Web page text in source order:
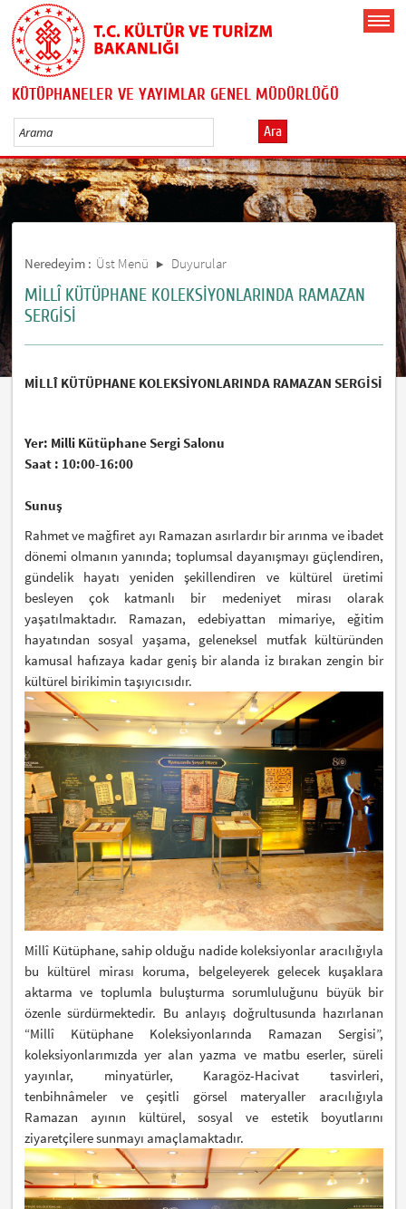
KÜTÜPHANELER VE YAYIMLAR GENEL MÜDÜRLÜĞÜ
Ara
Neredeyim : Üst Menü Duyurular
MİLLÎ KÜTÜPHANE KOLEKSİYONLARINDA RAMAZAN
SERGİSİ
MİLLÎ KÜTÜPHANE KOLEKSİYONLARINDA RAMAZAN SERGİSİ
Yer: Milli Kütüphane Sergi Salonu
Saat : 10:00-16:00
Sunuş
Rahmet ve mağfiret ayı Ramazan asırlardır bir arınma ve ibadet
dönemi olmanın yanında; toplumsal dayanışmayı güçlendiren,
gündelik hayatı yeniden şekillendiren ve kültürel üretimi
besleyen çok katmanlı bir medeniyet mirası olarak
yaşatılmaktadır. Ramazan, edebiyattan mimariye, eğitim
hayatından sosyal yaşama, geleneksel mutfak kültüründen
kamusal hafızaya kadar geniş bir alanda iz bırakan zengin bir
kültürel birikimin taşıyıcısıdır.
Millî Kütüphane, sahip olduğu nadide koleksiyonlar aracılığıyla
bu kültürel mirası koruma, belgeleyerek gelecek kuşaklara
aktarma ve toplumla buluşturma sorumluluğunu büyük bir
özenle sürdürmektedir. Bu anlayış doğrultusunda hazırlanan
“Millî Kütüphane Koleksiyonlarında Ramazan Sergisi”,
koleksiyonlarımızda yer alan yazma ve matbu eserler, süreli
yayınlar, minyatürler, Karagöz-Hacivat tasvirleri,
tenbihnâmeler ve çeşitli görsel materyaller aracılığıyla
Ramazan ayının kültürel, sosyal ve estetik boyutlarını
ziyaretçilere sunmayı amaçlamaktadır.